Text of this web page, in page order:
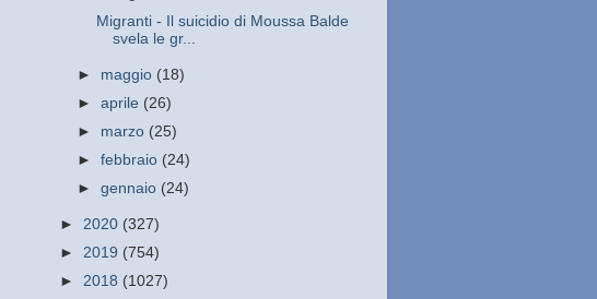
Migranti - Il suicidio di Moussa Balde
svela le gr...
► maggio (18)
►aprile (26)
► marzo (25)
►febbraio (24)
►gennaio (24)
► 2020 (327)
► 2019 (754)
► 2018 (1027)